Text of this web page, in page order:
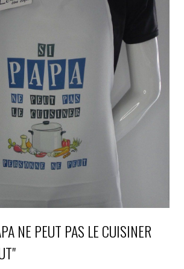
NE PEUT PAS LE CUISINER